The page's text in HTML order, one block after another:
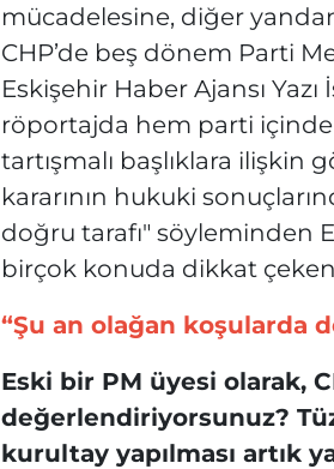
mücadelesine, diğer
CHP’de beş dönem Parti
Eskişehir Haber Ajansı
röportajda hem parti
tartışmalı başlıklara ilişkin
kararının hukuki
doğru tarafı" söyleminden
birçok konuda dikkat
“Şu an olağan koşularda
Eski bir PM üyesi olarak,
değerlendiriyorsunuz?
kurultay yapılması artık